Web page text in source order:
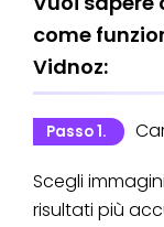
come
Vidnoz:
Passo 1.
Scegli
risultati più